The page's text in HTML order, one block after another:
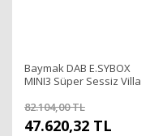
Baymak DAB E.SYBOX
MINI3 Süper Sessiz Villa
82.104,00 TL
47.620,32 TL